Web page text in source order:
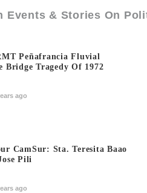
Events & Stories On
Peñafrancia Fluvial
Bridge Tragedy Of 1972
ago
CamSur: Sta. Teresita Baao
Pili
ago